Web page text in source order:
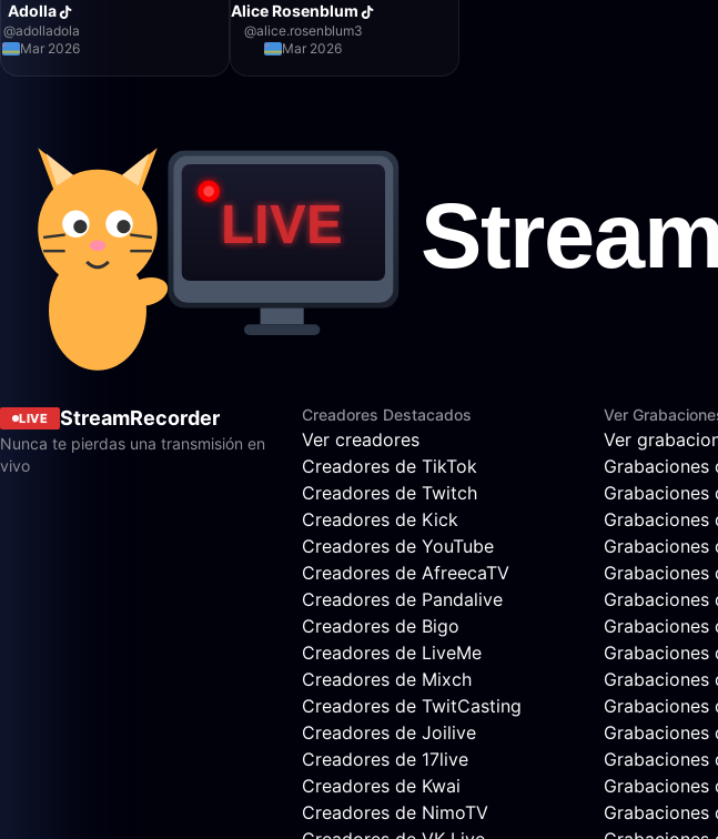
Adolla
@adolladola
Mar 2026
Alice Rosenblum
@alice.rosenblum3
Mar 2026
LIVE StreamRecorder
Nunca te pierdas una transmisión en
vivo
Creadores Destacados
Ver creadores
Creadores de TikTok
Creadores de Twitch
Creadores de Kick
Creadores de YouTube
Creadores de AfreecaTV
Creadores de Pandalive
Creadores de Bigo
Creadores de LiveMe
Creadores de Mixch
Creadores de TwitCasting
Creadores de Joilive
Creadores de 17live
Creadores de Kwai
Creadores de NimoTV
Ver
Ver
Grabaciones
Grabaciones
Grabaciones
Grabaciones
Grabaciones
Grabaciones
Grabaciones
Grabaciones
Grabaciones
Grabaciones
Grabaciones
Grabaciones
Grabaciones
Grabaciones